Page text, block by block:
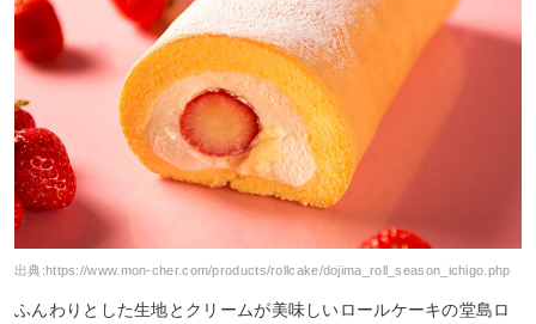
出典:https://www.mon-cher.com/products/rollcake/dojima_roll_season_ichigo.php
ふんわりとした生地とクリームが美味しいロールケーキの堂島ロ